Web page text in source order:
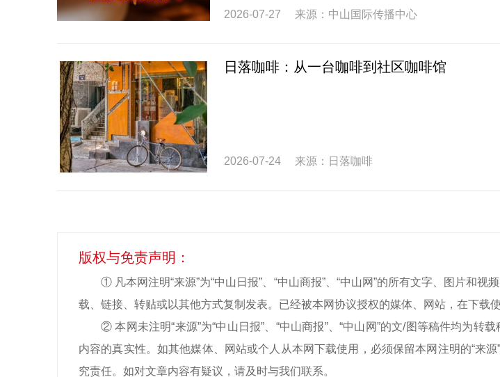
2026-07-27 来源：中山国际传播中心
日落咖啡：从一台咖啡到社区咖啡馆
2026-07-24 来源：日落咖啡
版权与免责声明：
① 凡本网注明“来源”为“中山日报”、“中山商报”、“中山网”的所有文字、图片和
载、链接、转贴或以其他方式复制发表。已经被本网协议授权的媒体、网站，在下载
② 本网未注明“来源”为“中山日报”、“中山商报”、“中山网”的文/图等稿件均为
内容的真实性。如其他媒体、网站或个人从本网下载使用，必须保留本网注明的“来
究责任。如对文章内容有疑议，请及时与我们联系。